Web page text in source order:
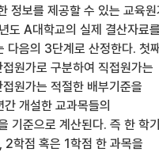
정보를 제공할 수 있는 교육
도 A대학교의 실제 결산자료를
다음의 3단계로 산정한다. 첫
원가로 구분하여 직접원가는
원가는 적절한 배부기준을
개설한 교과목들의
기준으로 계산된다. 즉 한 학
학점 혹은 1학점 한 과목을